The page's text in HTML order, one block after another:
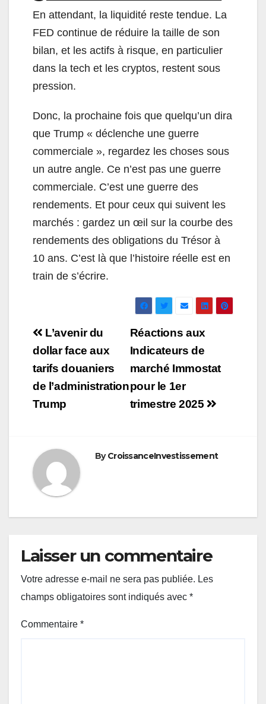
En attendant, la liquidité reste tendue. La
FED continue de réduire la taille de son
bilan, et les actifs à risque, en particulier
dans la tech et les cryptos, restent sous
pression.
Donc, la prochaine fois que quelqu’un dira
que Trump « déclenche une guerre
commerciale », regardez les choses sous
un autre angle. Ce n’est pas une guerre
commerciale. C’est une guerre des
rendements. Et pour ceux qui suivent les
marchés : gardez un œil sur la courbe des
rendements des obligations du Trésor à
10 ans. C’est là que l’histoire réelle est en
train de s’écrire.
Navigation
de
l’article
Réactions aux
Indicateurs de
marché Immostat
pour le 1er
trimestre 2025
L’avenir du
dollar face aux
tarifs douaniers
de l’administration
Trump
ByCroissanceInvestissement
Laisser un commentaire
Votre adresse e-mail ne sera pas publiée. Les
champs obligatoires sont indiqués avec *
Commentaire *